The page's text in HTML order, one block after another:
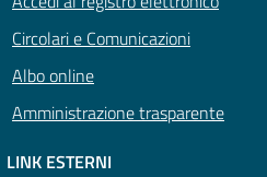
Circolari e Comunicazioni
Albo online
Amministrazione trasparente
LINK ESTERNI